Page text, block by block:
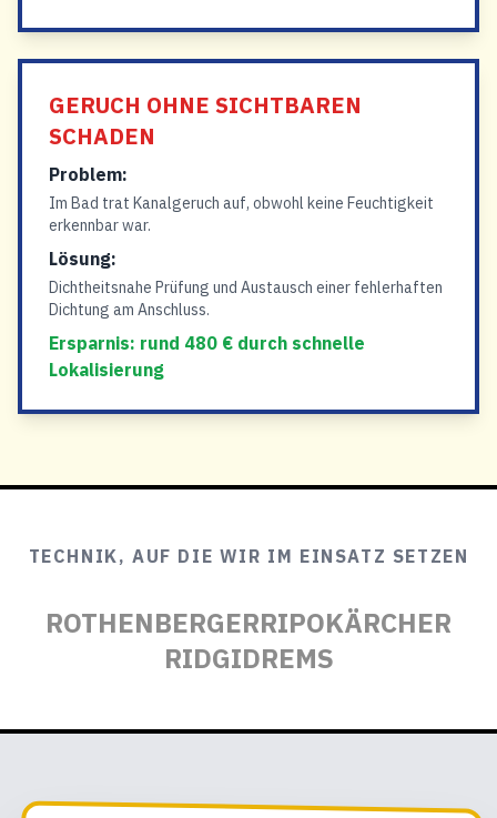
GERUCH OHNE SICHTBAREN
SCHADEN
Problem:
Im Bad trat Kanalgeruch auf, obwohl keine Feuchtigkeit
erkennbar war.
Lösung:
Dichtheitsnahe Prüfung und Austausch einer fehlerhaften
Dichtung am Anschluss.
Ersparnis: rund 480 € durch schnelle
Lokalisierung
TECHNIK, AUF DIE WIR IM EINSATZ SETZEN
ROTHENBERGERRIPOKÄRCHER
RIDGIDREMS